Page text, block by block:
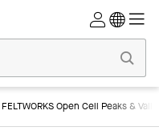
FELTWORKS Open Cell Peaks &